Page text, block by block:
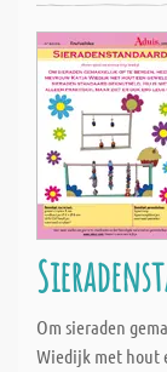
Om sieraden
Wiedijk met hout